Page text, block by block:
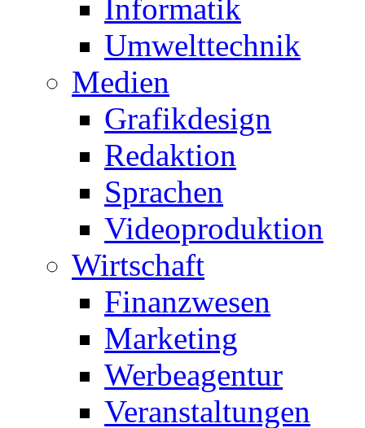
Informatik
Umwelttechnik
Medien
Grafikdesign
Redaktion
Sprachen
Videoproduktion
Wirtschaft
Finanzwesen
Marketing
Werbeagentur
Veranstaltungen